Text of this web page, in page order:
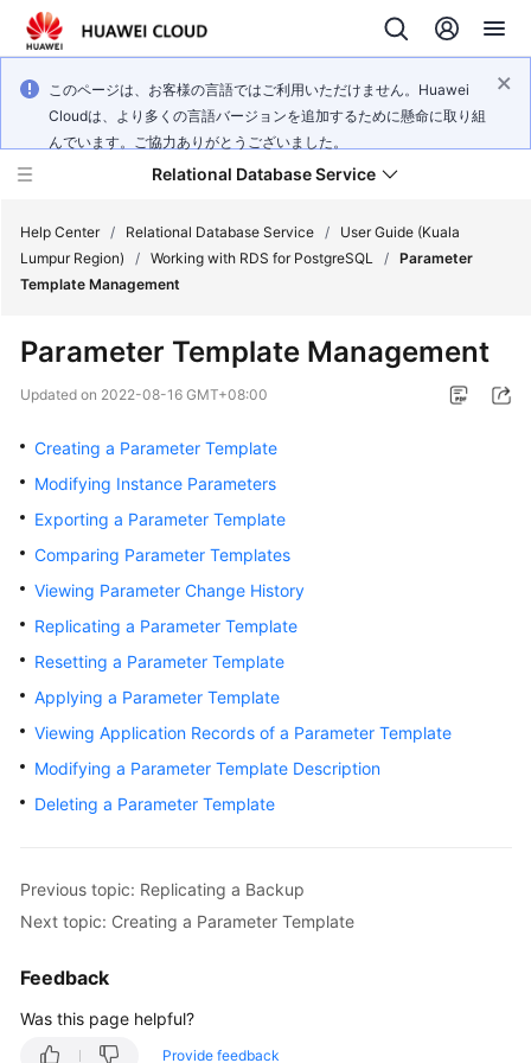
このページは、お客様の言語ではご利用いただけません。Huawei
Cloudは、より多くの言語バージョンを追加するために懸命に取り組
んでいます。ご協力ありがとうございました。
Relational Database Service
Service
Overview
Billing
Started
Kernels
User
Guide
Practices
Performance
Reference
SDK
Reference
Help Center / Relational Database Service /
User Guide (Kuala
Lumpur Region)
/ Working with RDS for PostgreSQL / Parameter
Template Management
Parameter Template Management
Updated on 2022-08-16 GMT+08:00
Creating a Parameter Template
Modifying Instance Parameters
Exporting a Parameter Template
Comparing Parameter Templates
Viewing Parameter Change History
Replicating a Parameter Template
Resetting a Parameter Template
Applying a Parameter Template
Viewing Application Records of a Parameter Template
Modifying a Parameter Template Description
Deleting a Parameter Template
Previous topic: Replicating a Backup
Next topic: Creating a Parameter Template
Feedback
Was this page helpful?
Provide feedback